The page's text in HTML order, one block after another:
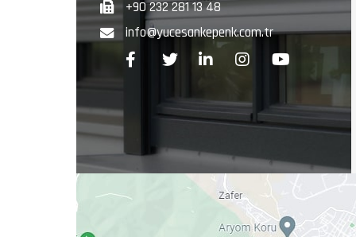
+90 232 281 13 48
info@yucesankepenk.com.tr